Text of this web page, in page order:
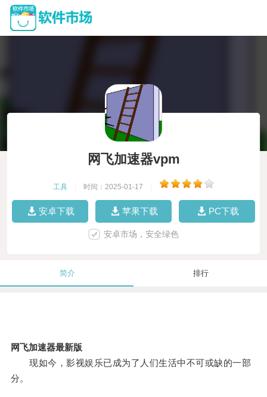
网飞加速器vpm
工具 时间：2025-01-17
安卓下载 苹果下载 PC下载
安卓市场，安全绿色
简介 排行
网飞加速器最新版
现如今，影视娱乐已成为了人们生活中不可或缺的一部
分。